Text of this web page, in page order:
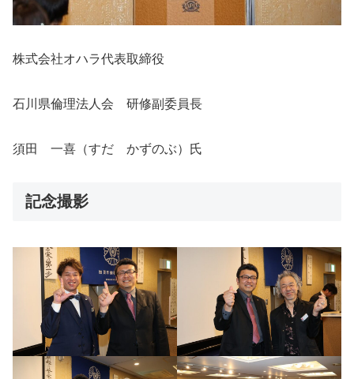
株式会社オハラ代表取締役
石川県倫理法人会 研修副委員長
須田 一喜（すだ かずのぶ）氏
記念撮影